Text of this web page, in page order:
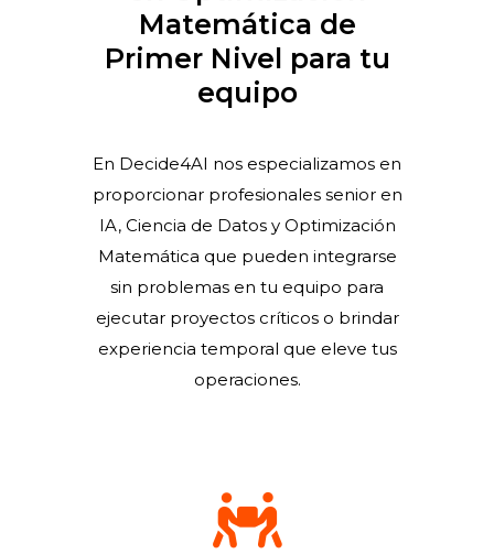
Matemática de
Primer Nivel para tu
equipo
En Decide4AI nos especializamos en
proporcionar profesionales senior en
IA, Ciencia de Datos y Optimización
Matemática que pueden integrarse
sin problemas en tu equipo para
ejecutar proyectos críticos o brindar
experiencia temporal que eleve tus
operaciones.